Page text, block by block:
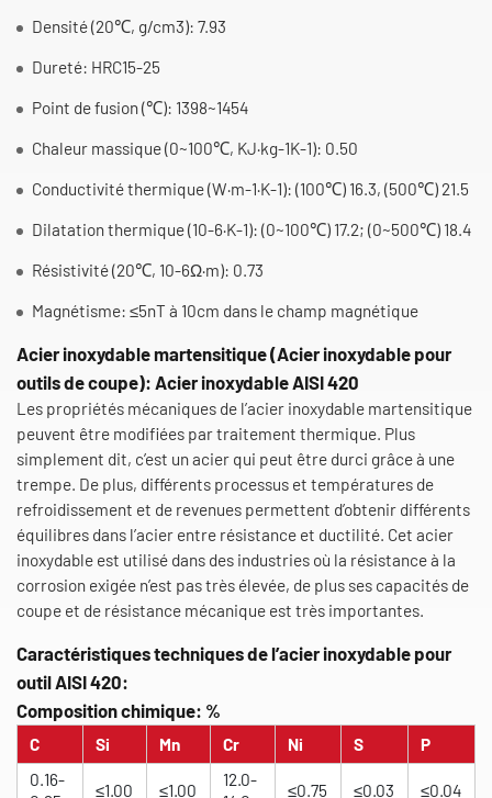
Densité (20℃, g/cm3): 7.93
Dureté: HRC15-25
Point de fusion (℃): 1398~1454
Chaleur massique (0~100℃, KJ·kg-1K-1): 0.50
Conductivité thermique (W·m-1·K-1): (100℃) 16.3, (500℃) 21.5
Dilatation thermique (10-6·K-1): (0~100℃) 17.2; (0~500℃) 18.4
Résistivité (20℃, 10-6Ω·m): 0.73
Magnétisme: ≤5nT à 10cm dans le champ magnétique
Acier inoxydable martensitique (Acier inoxydable pour
outils de coupe): Acier inoxydable AISI 420
Les propriétés mécaniques de l’acier inoxydable martensitique
peuvent être modifiées par traitement thermique. Plus
simplement dit, c’est un acier qui peut être durci grâce à une
trempe. De plus, différents processus et températures de
refroidissement et de revenues permettent d’obtenir différents
équilibres dans l’acier entre résistance et ductilité. Cet acier
inoxydable est utilisé dans des industries où la résistance à la
corrosion exigée n’est pas très élevée, de plus ses capacités de
coupe et de résistance mécanique est très importantes.
Caractéristiques techniques de l’acier inoxydable pour
outil AISI 420:
Composition chimique: %
C Si Mn Cr Ni S
P
0.16-
≤1.00 ≤1.00
12.0-
≤0.75 ≤0.03 ≤0.04